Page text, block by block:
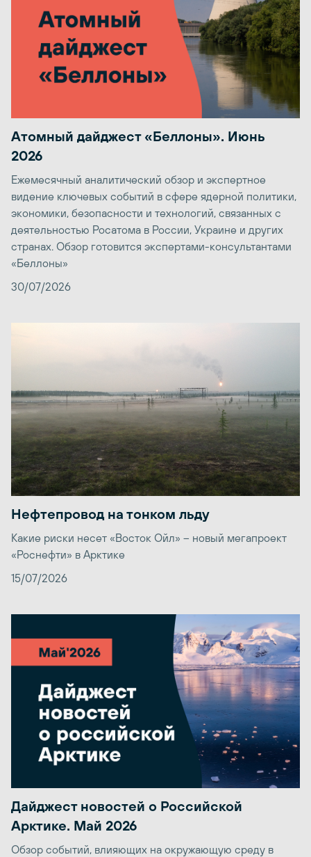
Атомный дайджест «Беллоны». Июнь
2026
Ежемесячный аналитический обзор и экспертное
видение ключевых событий в сфере ядерной политики,
экономики, безопасности и технологий, связанных с
деятельностью Росатома в России, Украине и других
странах. Обзор готовится экспертами-консультантами
«Беллоны»
30/07/2026
Нефтепровод на тонком льду
Какие риски несет «Восток Ойл» – новый мегапроект
«Роснефти» в Арктике
15/07/2026
Дайджест новостей о Российской
Арктике. Май 2026
Обзор событий, влияющих на окружающую среду в